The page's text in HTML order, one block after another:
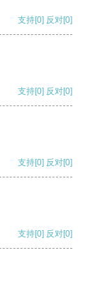
支持[0] 反对[0]
支持[0] 反对[0]
支持[0] 反对[0]
支持[0] 反对[0]